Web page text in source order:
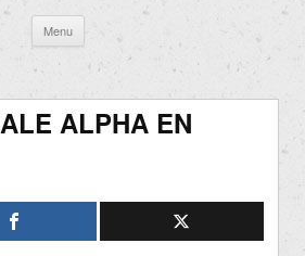
Menu
contenu
ALPHA EN